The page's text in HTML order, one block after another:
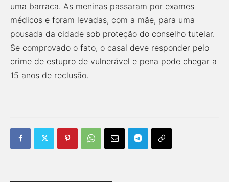
uma barraca. As meninas passaram por exames
médicos e foram levadas, com a mãe, para uma
pousada da cidade sob proteção do conselho tutelar.
Se comprovado o fato, o casal deve responder pelo
crime de estupro de vulnerável e pena pode chegar a
15 anos de reclusão.